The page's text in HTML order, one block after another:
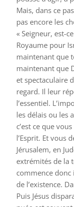
Mais, dans ce
pas encore les
« Seigneur, est-
Royaume pour
maintenant que
maintenant que
et spectaculaire
regard. Il leur
l’essentiel.
les délais ou les
c’est ce que
l’Esprit. Et vous
Jérusalem, en
extrémités de la
commence donc
de l’existence.
Puis Jésus